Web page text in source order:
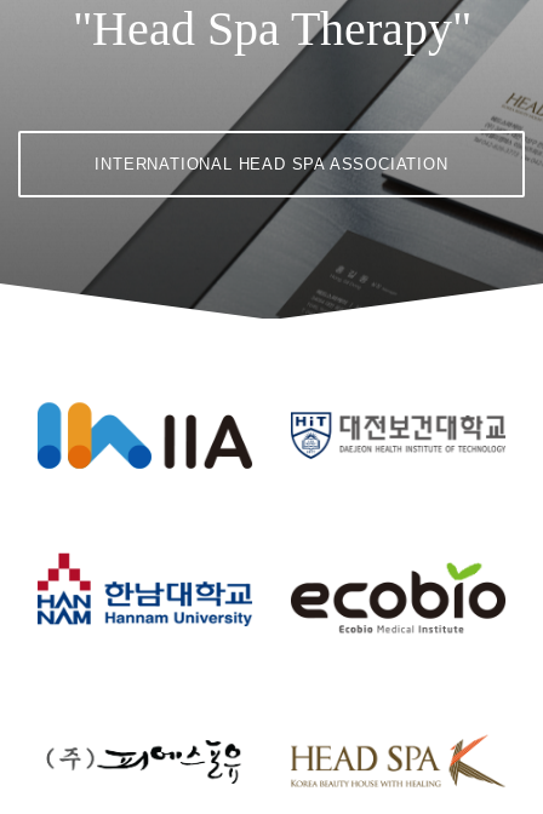
"Head Spa Therapy"
INTERNATIONAL HEAD SPA ASSOCIATION